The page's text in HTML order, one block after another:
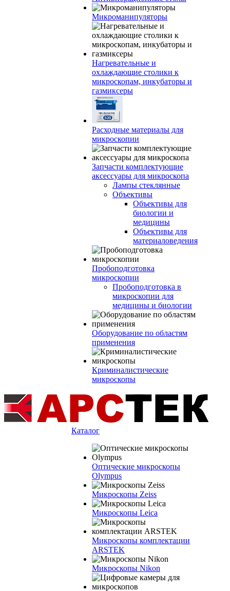
Микроманипуляторы
Нагревательные и
охлаждающие столики к
микроскопам, инкубаторы и
газмиксеры
Расходные материалы для
микроскопии
Запчасти комплектующие
аксессуары для микроскопа
Лампы стеклянные
Объективы
Объективы для
биологии и
медицины
Объективы для
материаловедения
Пробоподготовка
микроскопии
Пробоподготовка в
микроскопии для
медицины и биологии
Оборудование по областям
применения
Криминалистические
микроскопы
Каталог
Оптические микроскопы
Olympus
Микроскопы Zeiss
Микроскопы Leica
Микроскопы комплектации
ARSTEK
Микроскопы Nikon